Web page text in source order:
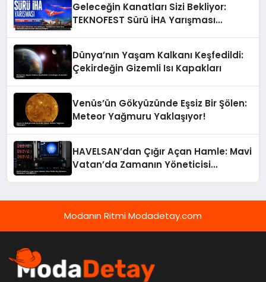
Geleceğin Kanatları Sizi Bekliyor:
TEKNOFEST Sürü İHA Yarışması
Dünya’nın Yaşam Kalkanı Keşfedildi:
Çekirdeğin Gizemli Isı Kapakları
Venüs’ün Gökyüzünde Eşsiz Bir Şölen:
Meteor Yağmuru Yaklaşıyor!
HAVELSAN’dan Çığır Açan Hamle: Mavi
Vatan’da Zamanın Yöneticisi
Modanın Ritmi Modadetay.com